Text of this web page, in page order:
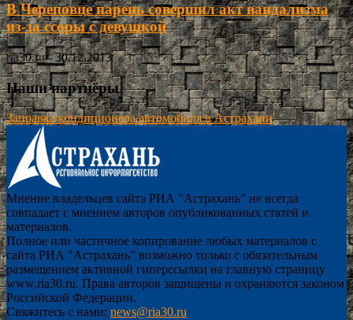
В Череповце парень совершил акт вандализма
из-за ссоры с девушкой
ria30.ru - 30.12.2013
Наши партнёры
Заправка кондиционера автомобиля в Астрахани
Мнение владельцев сайта РИА "Астрахань" не всегда
совпадает с мнением авторов опубликованных статей и
материалов.
Полное или частичное копирование любых материалов с
сайта РИА "Астрахань" возможно только с обязательным
размещением активной гиперссылки на главную страницу
www.ria30.ru. Права авторов защищены и охраняются законом
Российской Федерации.
Свяжитесь с нами: news@ria30.ru